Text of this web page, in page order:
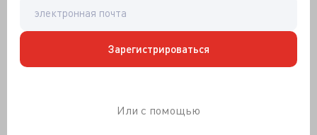
Зарегистрироваться
Или с помощью
В последние годы Минздрав постарался усложнить
процедуру вывода зарубежных лекарственных
препаратов на отечественный рынок, подвергли
изменениям и допуск медицинских учреждений к
проведению клинических исследований. В России
проведении только 43. Минздрав считает, что